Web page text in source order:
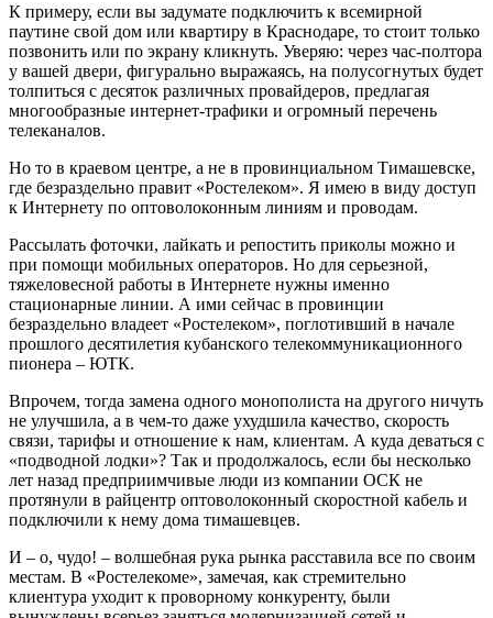
К примеру, если вы задумате подключить к всемирной
паутине свой дом или квартиру в Краснодаре, то стоит только
позвонить или по экрану кликнуть. Уверяю: через час-полтора
у вашей двери, фигурально выражаясь, на полусогнутых будет
толпиться с десяток различных провайдеров, предлагая
многообразные интернет-трафики и огромный перечень
телеканалов.
Но то в краевом центре, а не в провинциальном Тимашевске,
где безраздельно правит «Ростелеком». Я имею в виду доступ
к Интернету по оптоволоконным линиям и проводам.
Рассылать фоточки, лайкать и репостить приколы можно и
при помощи мобильных операторов. Но для серьезной,
тяжеловесной работы в Интернете нужны именно
стационарные линии. А ими сейчас в провинции
безраздельно владеет «Ростелеком», поглотивший в начале
прошлого десятилетия кубанского телекоммуникационного
пионера – ЮТК.
Впрочем, тогда замена одного монополиста на другого ничуть
не улучшила, а в чем-то даже ухудшила качество, скорость
связи, тарифы и отношение к нам, клиентам. А куда деваться с
«подводной лодки»? Так и продолжалось, если бы несколько
лет назад предприимчивые люди из компании ОСК не
протянули в райцентр оптоволоконный скоростной кабель и
подключили к нему дома тимашевцев.
И – о, чудо! – волшебная рука рынка расставила все по своим
местам. В «Ростелекоме», замечая, как стремительно
клиентура уходит к проворному конкуренту, были